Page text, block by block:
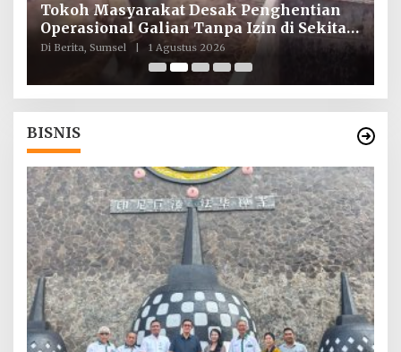
Tokoh Masyarakat Desak Penghentian
Operasional Galian Tanpa Izin di Sekitar
Jembatan Sei Siarak, Desa Tanah Abang
Di Berita, Sumsel 1 Agustus 2026
BISNIS